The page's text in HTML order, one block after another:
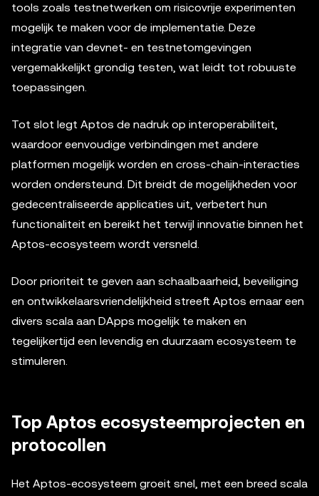
tools zoals testnetwerken om risicovrije experimenten
mogelijk te maken voor de implementatie. Deze
integratie van devnet- en testnetomgevingen
vergemakkelijkt grondig testen, wat leidt tot robuuste
toepassingen.
Tot slot legt Aptos de nadruk op interoperabiliteit,
waardoor eenvoudige verbindingen met andere
platformen mogelijk worden en cross-chain-interacties
worden ondersteund. Dit breidt de mogelijkheden voor
gedecentraliseerde applicaties uit, verbetert hun
functionaliteit en bereikt het terwijl innovatie binnen het
Aptos-ecosysteem wordt versneld.
Door prioriteit te geven aan schaalbaarheid, beveiliging
en ontwikkelaarsvriendelijkheid streeft Aptos ernaar een
divers scala aan DApps mogelijk te maken en
tegelijkertijd een levendig en duurzaam ecosysteem te
stimuleren.
Top Aptos ecosysteemprojecten en
protocollen
Het Aptos-ecosysteem groeit snel, met een breed scala